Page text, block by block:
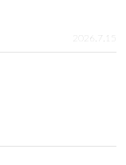
2026.7.15